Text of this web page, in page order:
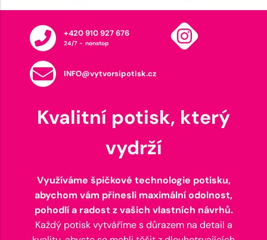
+420 910 927 676
24/7 - nonstop
INFO@vytvorsipotisk.cz
Kvalitní potisk, který
vydrží
Využíváme špičkové technologie potisku,
abychom vám přinesli maximální odolnost,
pohodlí a radost z vašich vlastních návrhů.
Každý potisk vytváříme s důrazem na detail a